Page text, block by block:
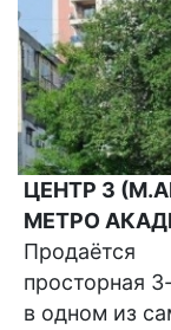
ЦЕНТР 3
МЕТРО
Продаётся
просторная
в одном из